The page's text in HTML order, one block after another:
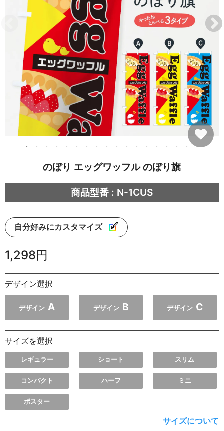
のぼり エッグワッフル のぼり旗
商品型番 : N-1CUS
自分好みにカスタマイズ
1,298円
デザイン選択
デザイン A デザイン B デザイン C
サイズを選択
レギュラー ショート スリム
コンパクト ハーフ ミニ
ポスター
サイズについて